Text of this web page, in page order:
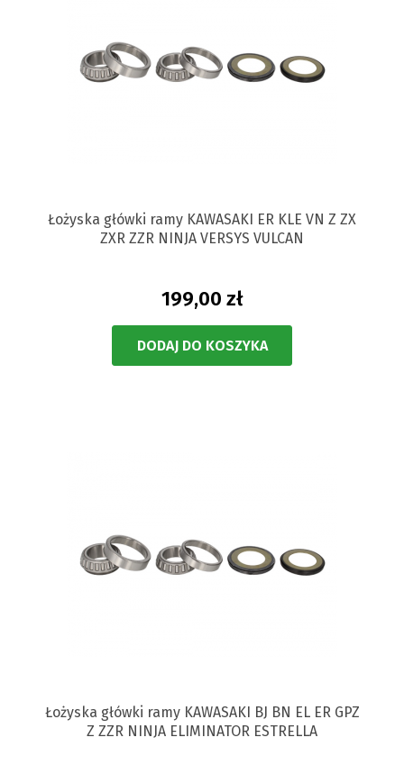
Łożyska główki ramy KAWASAKI ER KLE VN Z ZX
ZXR ZZR NINJA VERSYS VULCAN
199,00 zł
DODAJ DO KOSZYKA
Łożyska główki ramy KAWASAKI BJ BN EL ER GPZ
Z ZZR NINJA ELIMINATOR ESTRELLA